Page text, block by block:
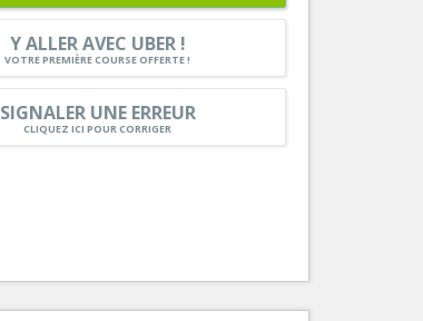
Y ALLER AVEC UBER !
VOTRE PREMIÈRE COURSE OFFERTE !
SIGNALER UNE ERREUR
CLIQUEZ ICI POUR CORRIGER